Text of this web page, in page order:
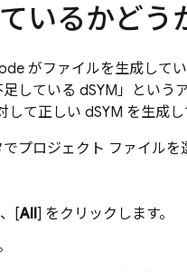
いるかどう
がファイルを生成して
している dSYM」という
て正しい dSYM を生成し
プロジェクト ファイルを
[All] をクリックします。